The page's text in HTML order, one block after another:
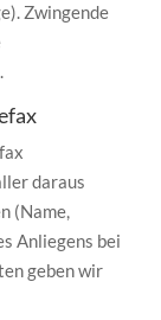
Zwingende
daraus
(Name,
Anliegens bei
geben wir